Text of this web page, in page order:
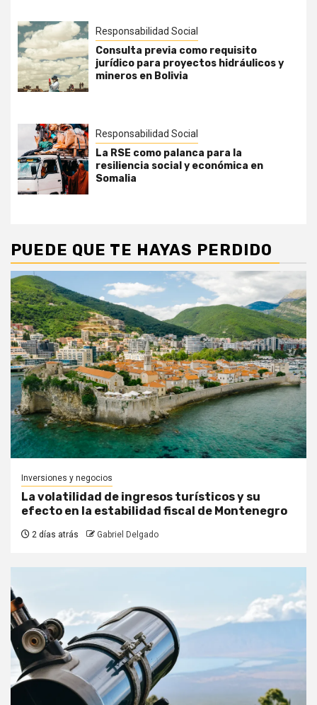
Responsabilidad Social
Consulta previa como requisito
jurídico para proyectos hidráulicos y
mineros en Bolivia
Responsabilidad Social
La RSE como palanca para la
resiliencia social y económica en
Somalia
PUEDE QUE TE HAYAS PERDIDO
Inversiones y negocios
La volatilidad de ingresos turísticos y su
efecto en la estabilidad fiscal de Montenegro
2 días atrás Gabriel Delgado